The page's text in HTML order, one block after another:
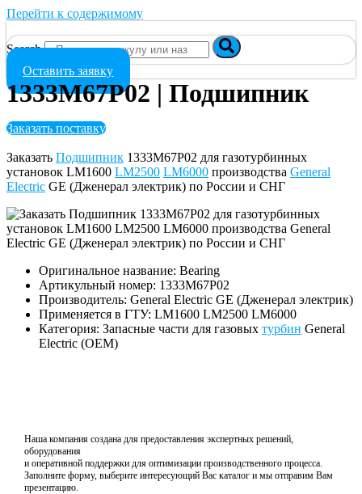
Перейти к содержимому
Search
Оставить заявку
1333M67P02 | Подшипник
Заказать поставку
Заказать Подшипник 1333M67P02 для газотурбинных
установок LM1600 LM2500 LM6000 производства General
Electric GE (Дженерал электрик) по России и СНГ
Оригинальное название: Bearing
Артикульный номер: 1333M67P02
Производитель: General Electric GE (Дженерал электрик)
Применяется в ГТУ: LM1600 LM2500 LM6000
Категория: Запасные части для газовых турбин General
Electric (OEM)
Наша компания создана для предоставления экспертных решений,
оборудования
и оперативной поддержки для оптимизации производственного процесса.
Заполните форму, выберите интересующий Вас каталог и мы отправим Вам
презентацию.